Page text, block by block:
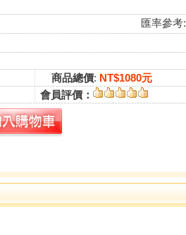
匯率參考:
商品總價: NT$1080元
會員評價：